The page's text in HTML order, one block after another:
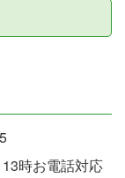
時お電話対応